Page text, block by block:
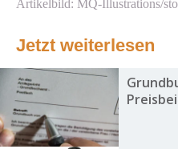
Artikelbild: MQ-Illustrations/
Jetzt weiterlesen